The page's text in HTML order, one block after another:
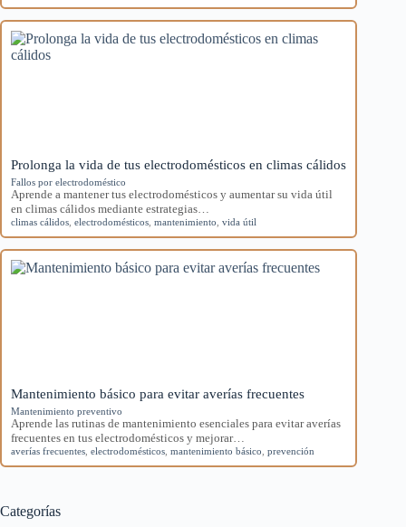
Prolonga la vida de tus electrodomésticos en climas cálidos
Fallos por electrodoméstico
Aprende a mantener tus electrodomésticos y aumentar su vida útil
en climas cálidos mediante estrategias…
climas cálidos electrodomésticos mantenimiento vida útil
Mantenimiento básico para evitar averías frecuentes
Mantenimiento preventivo
Aprende las rutinas de mantenimiento esenciales para evitar averías
frecuentes en tus electrodomésticos y mejorar…
averías frecuentes electrodomésticos mantenimiento básico prevención
Categorías